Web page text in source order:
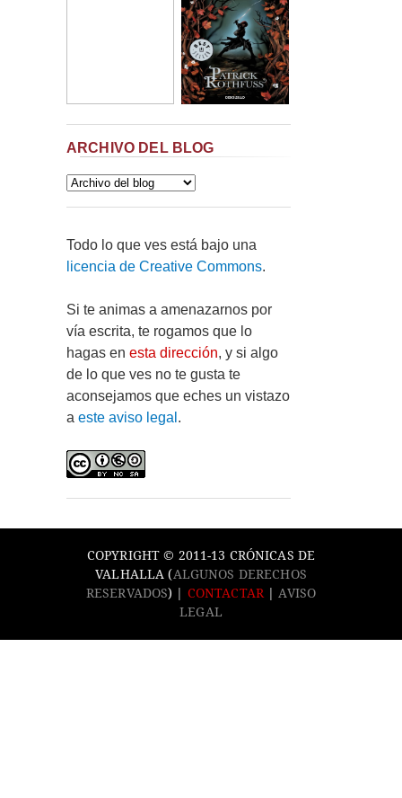
ARCHIVO DEL BLOG
Todo lo que ves está bajo una
licencia de Creative Commons.
Si te animas a amenazarnos por
vía escrita, te rogamos que lo
hagas en esta dirección, y si algo
de lo que ves no te gusta te
aconsejamos que eches un vistazo
a este aviso legal .
COPYRIGHT © 2011-13 CRÓNICAS DE
VALHALLA (ALGUNOS DERECHOS
RESERVADOS) | CONTACTAR
AVISO
LEGAL